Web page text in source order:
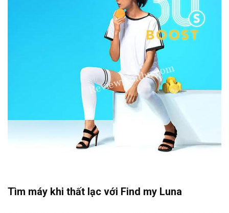
Tìm máy khi thất lạc với Find my Luna